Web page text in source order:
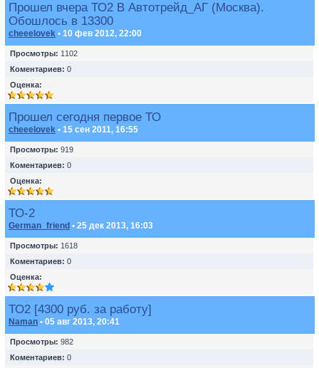
Прошел вчера ТО2 В Автотрейд_АГ (Москва).
Обошлось в 13300
cheeelovek • 10 фев 2012, 22:00
Просмотры: 1102
Коментариев: 0
Оценка:
Прошел сегодня первое ТО
cheeelovek • 15 сен 2011, 16:55
Просмотры: 919
Коментариев: 0
Оценка:
ТО-2
German_friend • 25 дек 2013, 16:03
Просмотры: 1618
Коментариев: 0
Оценка:
ТО2 [4300 руб. за работу]
Naman • 05 авг 2013, 20:41
Просмотры: 982
Коментариев: 0